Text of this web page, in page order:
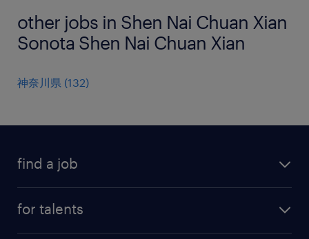
other jobs in Shen Nai Chuan Xian
Sonota Shen Nai Chuan Xian
神奈川県 (132)
find a job
for talents